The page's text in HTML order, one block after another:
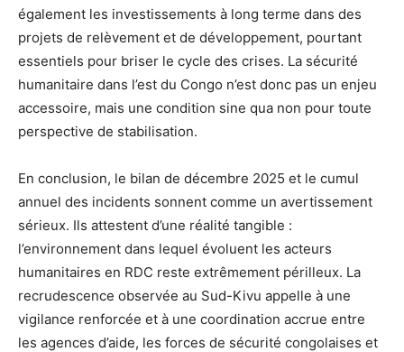
également les investissements à long terme dans des
projets de relèvement et de développement, pourtant
essentiels pour briser le cycle des crises. La sécurité
humanitaire dans l’est du Congo n’est donc pas un enjeu
accessoire, mais une condition sine qua non pour toute
perspective de stabilisation.
En conclusion, le bilan de décembre 2025 et le cumul
annuel des incidents sonnent comme un avertissement
sérieux. Ils attestent d’une réalité tangible :
l’environnement dans lequel évoluent les acteurs
humanitaires en RDC reste extrêmement périlleux. La
recrudescence observée au Sud-Kivu appelle à une
vigilance renforcée et à une coordination accrue entre
les agences d’aide, les forces de sécurité congolaises et